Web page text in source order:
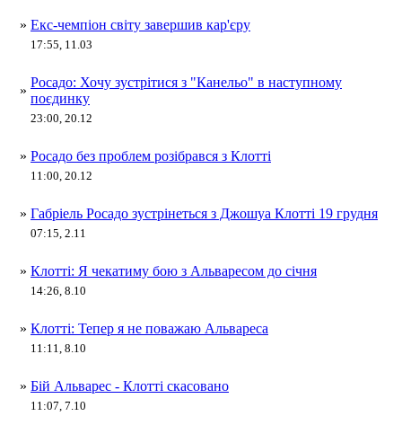
» Екс-чемпіон світу завершив кар'єру
17:55, 11.03
»
Росадо: Хочу зустрітися з "Канельо" в наступному
поєдинку
23:00, 20.12
» Росадо без проблем розібрався з Клотті
11:00, 20.12
» Габріель Росадо зустрінеться з Джошуа Клотті 19 грудня
07:15, 2.11
» Клотті: Я чекатиму бою з Альваресом до січня
14:26, 8.10
» Клотті: Тепер я не поважаю Альвареса
11:11, 8.10
» Бій Альварес - Клотті скасовано
11:07, 7.10